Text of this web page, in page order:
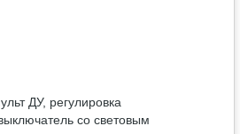
ДУ, регулировка
со световым